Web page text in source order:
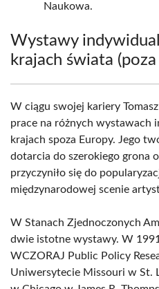
Naukowa.
Wystawy
krajach świata
W ciągu swojej kariery
prace na różnych wystawach
krajach spoza Europy. Jego
dotarcia do szerokiego grona
przyczyniło się do
międzynarodowej scenie
W Stanach Zjednoczonych
dwie istotne wystawy. W
WCZORAJ Public Policy
Uniwersytecie Missouri w St.